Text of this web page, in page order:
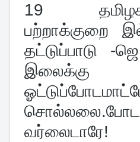
19
பற்றாக்குறை
தட்டுப்பாடு -
இலைக்கு
வர்லைடாரே!